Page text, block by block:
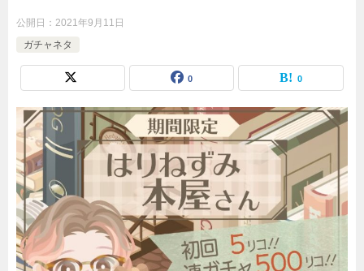
公開日： 2021年9月11日
ガチャネタ
0 0